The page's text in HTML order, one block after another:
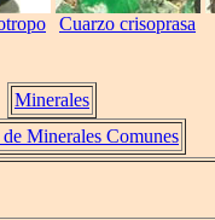
Cuarzo crisoprasa
Minerales
Minerales Comunes